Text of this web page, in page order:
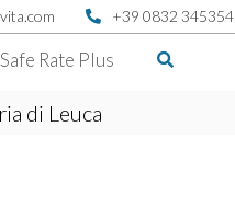
+39 0832 345354
Rate Plus
di Leuca